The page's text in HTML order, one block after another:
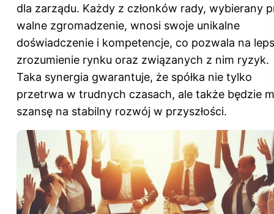
dla zarządu. Każdy z członków rady, wybierany
walne zgromadzenie, wnosi swoje unikalne
doświadczenie i kompetencje, co pozwala na
zrozumienie rynku oraz związanych z nim ryzyk.
Taka synergia gwarantuje, że spółka nie tylko
przetrwa w trudnych czasach, ale także będzie
szansę na stabilny rozwój w przyszłości.